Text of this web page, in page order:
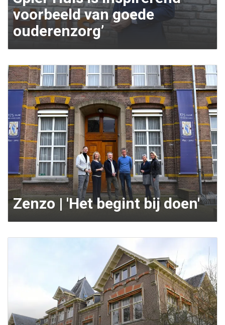
voorbeeld van goede
ouderenzorg’
Zenzo | 'Het begint bij doen'